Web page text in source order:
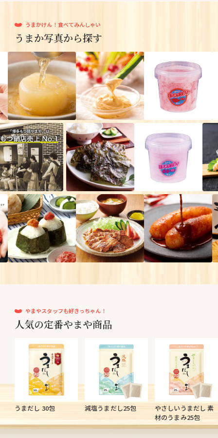
うまかけん！食べてみんしゃい
うまか写真から探す
やまやスタッフも好きっちゃん！
人気の定番やまや商品
うまだし 30包 減塩うまだし25包
やさしいうまだし 素
材のうまみ25包